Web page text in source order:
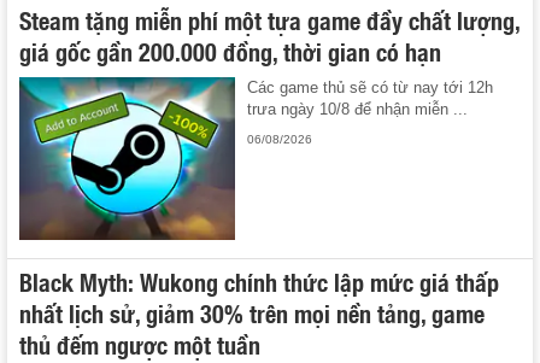
Steam tặng miễn phí một tựa game đầy chất lượng,
giá gốc gần 200.000 đồng, thời gian có hạn
Các game thủ sẽ có từ nay tới 12h
trưa ngày 10/8 để nhận miễn ...
06/08/2026
Black Myth: Wukong chính thức lập mức giá thấp
nhất lịch sử, giảm 30% trên mọi nền tảng, game
thủ đếm ngược một tuần